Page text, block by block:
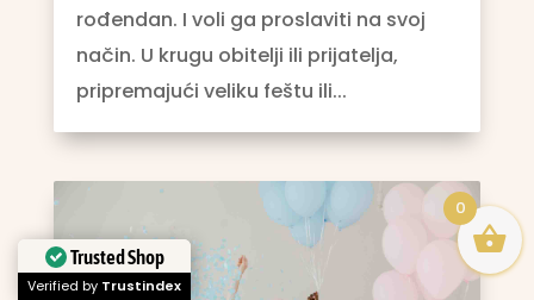
rođendan. I voli ga proslaviti na svoj
način. U krugu obitelji ili prijatelja,
pripremajući veliku feštu ili...
0
Trusted Shop
Verified by Trustindex